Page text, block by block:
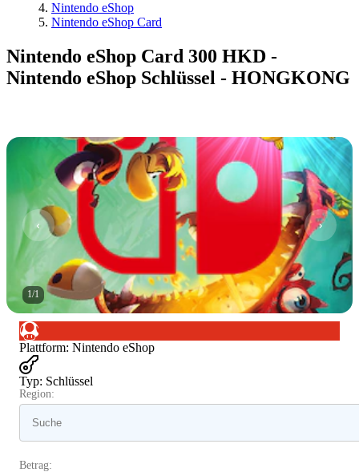
Nintendo eShop
Nintendo eShop Card
Nintendo eShop Card 300 HKD -
Nintendo eShop Schlüssel - HONGKONG
1/1
Plattform: Nintendo eShop
Typ: Schlüssel
Region:
Betrag: